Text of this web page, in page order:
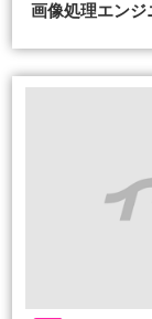
画像処理エンジ